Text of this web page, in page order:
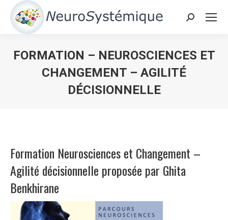
Search:
FORMATION – NEUROSCIENCES ET
CHANGEMENT – AGILITÉ
DÉCISIONNELLE
Formation Neurosciences et Changement –
Agilité décisionnelle proposée par Ghita
Benkhirane